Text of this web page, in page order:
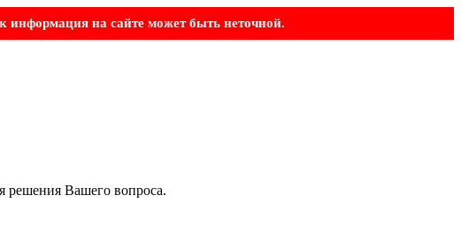
информация на сайте может быть неточной.
решения Вашего вопроса.